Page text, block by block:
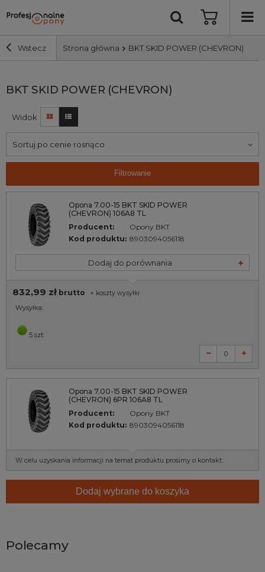
Wstecz Strona główna BKT SKID POWER (CHEVRON)
Szerokość i profil
Średnica
Producent
Nośność
BKT SKID POWER (CHEVRON)
Widok
Sortuj po cenie rosnąco
Filtrowanie
Opona 7.00-15 BKT SKID POWER
(CHEVRON) 106A8 TL
Producent:
Opony BKT
Kod produktu: 8903094056118
Dodaj do porównania
832,99 zł brutto + koszty wysyłki
Wysyłka:
5 szt.
Opona 7.00-15 BKT SKID POWER
(CHEVRON) 6PR 106A8 TL
Producent:
Opony BKT
Kod produktu: 8903094056118
W celu uzyskania informacji na temat produktu prosimy o kontakt.
Dodaj wybrane do koszyka
Polecamy